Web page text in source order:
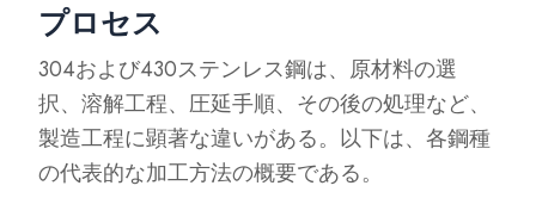
プロセス
304および430ステンレス鋼は、原材料の選
択、溶解工程、圧延手順、その後の処理など、
製造工程に顕著な違いがある。以下は、各鋼種
の代表的な加工方法の概要である。